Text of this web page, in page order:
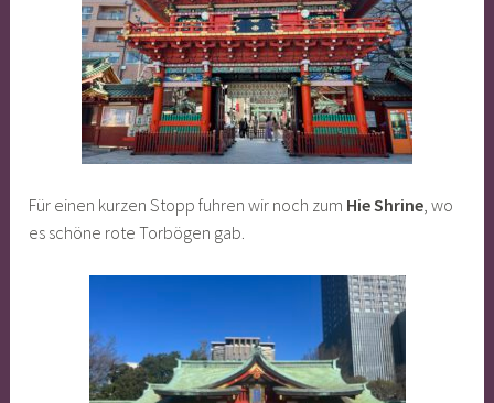
Für einen kurzen Stopp fuhren wir noch zum Hie Shrine, wo
es schöne rote Torbögen gab.